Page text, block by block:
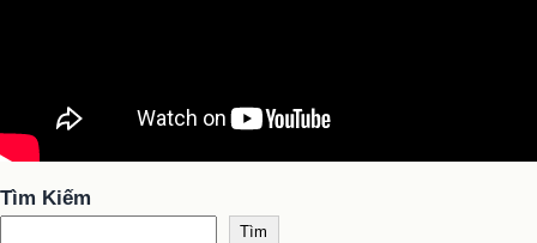
Tìm Kiếm
Tìm